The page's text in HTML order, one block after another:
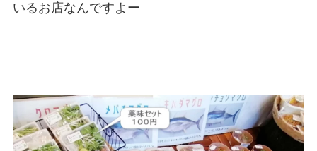
いるお店なんですよー